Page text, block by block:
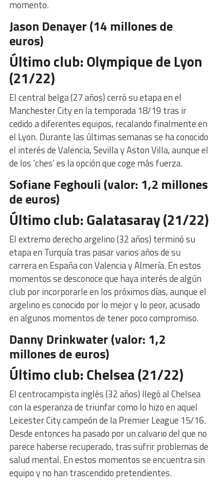
momento.
Jason Denayer (14 millones de
euros)
Último club: Olympique de Lyon
(21/22)
El central belga (27 años) cerró su etapa en el
Manchester City en la temporada 18/19 tras ir
cedido a diferentes equipos, recalando finalmente en
el Lyon. Durante las últimas semanas se ha conocido
el interés de Valencia, Sevilla y Aston Villa, aunque el
de los ‘ches’ es la opción que coge más fuerza.
Sofiane Feghouli (valor: 1,2 millones
de euros)
Último club: Galatasaray (21/22)
El extremo derecho argelino (32 años) terminó su
etapa en Turquía tras pasar varios años de su
carrera en España con Valencia y Almería. En estos
momentos se desconoce que haya interés de algún
club por incorporarle en los próximos días, aunque el
argelino es conocido por lo mejor y lo peor, acusado
en algunos momentos de tener poco compromiso.
Danny Drinkwater (valor: 1,2
millones de euros)
Último club: Chelsea (21/22)
El centrocampista inglés (32 años) llegó al Chelsea
con la esperanza de triunfar como lo hizo en aquel
Leicester City campeón de la Premier League 15/16.
Desde entonces ha pasado por un calvario del que no
parece haberse recuperado, tras sufrir problemas de
salud mental. En estos momentos se encuentra sin
equipo y no han trascendido pretendientes.